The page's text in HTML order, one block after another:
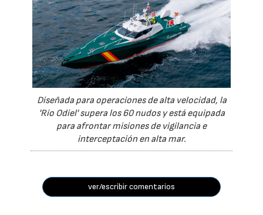
Diseñada para operaciones de alta velocidad, la
'Río Odiel' supera los 60 nudos y está equipada
para afrontar misiones de vigilancia e
interceptación en alta mar.
ver/escribir comentarios